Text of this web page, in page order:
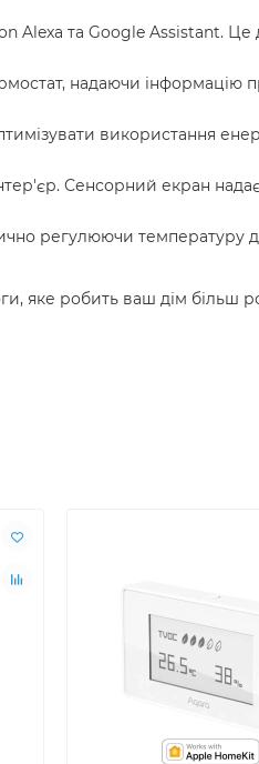
Alexa та Google Assistant. Це
надаючи інформацію
використання
Сенсорний екран
регулюючи температуру
яке робить ваш дім більш